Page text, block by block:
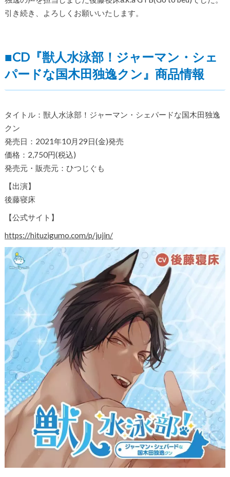
引き続き、よろしくお願いいたします。
■CD『獣人水泳部！ジャーマン・シェ
パードな国木田独逸クン』商品情報
タイトル：獣人水泳部！ジャーマン・シェパードな国木田独逸
クン
発売日：2021年10月29日(金)発売
価格：2,750円(税込)
発売元・販売元：ひつじぐも
【出演】
後藤寝床
【公式サイト】
https://hituzigumo.com/p/jujin/